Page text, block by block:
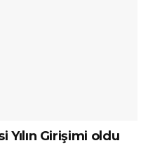
Yılın Girişimi oldu